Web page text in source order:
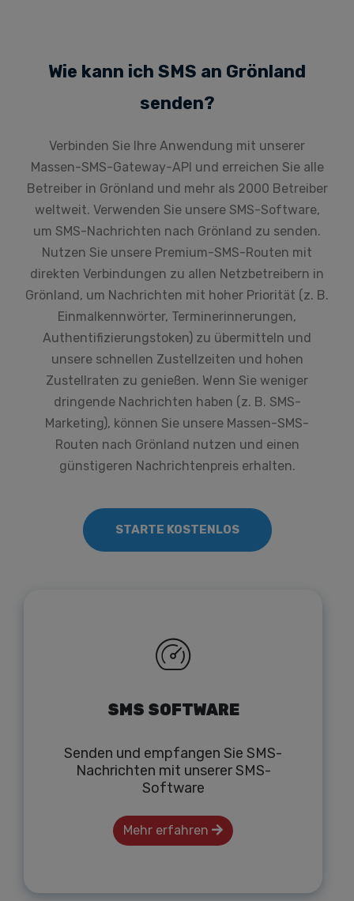
Wie kann ich SMS an Grönland
senden?
Verbinden Sie Ihre Anwendung mit unserer
Massen-SMS-Gateway-API und erreichen Sie alle
Betreiber in Grönland und mehr als 2000 Betreiber
weltweit. Verwenden Sie unsere SMS-Software,
um SMS-Nachrichten nach Grönland zu senden.
Nutzen Sie unsere Premium-SMS-Routen mit
direkten Verbindungen zu allen Netzbetreibern in
Grönland, um Nachrichten mit hoher Priorität (z. B.
Einmalkennwörter, Terminerinnerungen,
Authentifizierungstoken) zu übermitteln und
unsere schnellen Zustellzeiten und hohen
Zustellraten zu genießen. Wenn Sie weniger
dringende Nachrichten haben (z. B. SMS-
Marketing), können Sie unsere Massen-SMS-
Routen nach Grönland nutzen und einen
günstigeren Nachrichtenpreis erhalten.
STARTE KOSTENLOS
SMS SOFTWARE
Senden und empfangen Sie SMS-
Nachrichten mit unserer SMS-
Software
Mehr erfahren